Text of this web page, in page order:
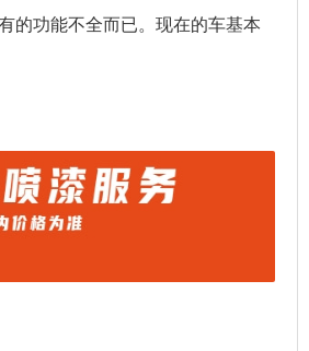
的功能不全而已。现在的车基本